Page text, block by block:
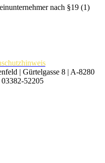
nach §19 (1)
| Gürtelgasse 8 | A-8280
52205